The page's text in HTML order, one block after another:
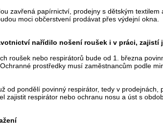
zavřená papírnictví, prodejny s dětským
moci občerstvení prodávat přes výdejní okna.
nařídilo nošení roušek i v práci, zajistí
roušek nebo respirátorů bude od 1. března
prostředky musí zaměstnancům podle
od pondělí povinný respirátor, tedy v
zajistit respirátor nebo ochranu nosu a úst s